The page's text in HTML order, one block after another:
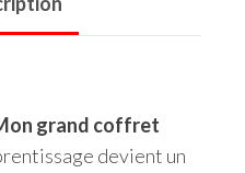
grand coffret
devient un